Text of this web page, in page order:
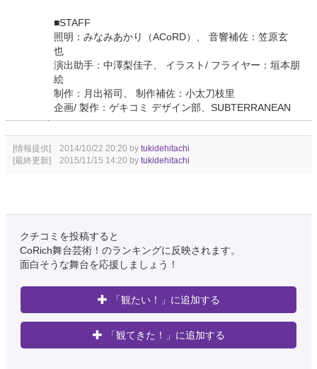
■STAFF
照明：みなみあかり（ACoRD）、 音響補佐：笠原玄
也
演出助手：中澤梨佳子、 イラスト/ フライヤー：垣本朋
絵
制作：月出裕司、 制作補佐：小太刀枝里
企画/ 製作：ゲキコミ デザイン部、SUBTERRANEAN
[情報提供] 2014/10/22 20:20 by tukidehitachi
[最終更新] 2015/11/15 14:20 by tukidehitachi
クチコミを投稿すると
CoRich舞台芸術！のランキングに反映されます。
面白そうな舞台を応援しましょう！
「観たい！」に追加する
「観てきた！」に追加する